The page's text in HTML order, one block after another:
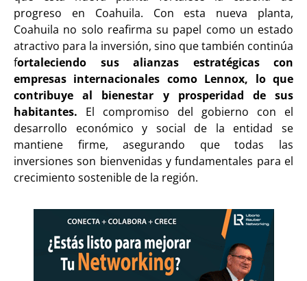
progreso en Coahuila. Con esta nueva planta,
Coahuila no solo reafirma su papel como un estado
atractivo para la inversión, sino que también continúa
fortaleciendo sus alianzas estratégicas con
empresas internacionales como Lennox, lo que
contribuye al bienestar y prosperidad de sus
habitantes. El compromiso del gobierno con el
desarrollo económico y social de la entidad se
mantiene firme, asegurando que todas las
inversiones son bienvenidas y fundamentales para el
crecimiento sostenible de la región.